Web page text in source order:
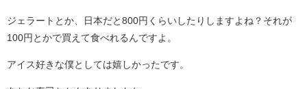
ジェラートとか、日本だと800円くらいしたりしますよね？それが
100円とかで買えて食べれるんですよ。
アイス好きな僕としては嬉しかったです。